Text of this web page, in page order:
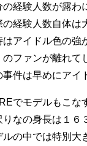
の経験人数が露わ
の経験人数自体は
はアイドル色の強
のファンが離れて
事件は早めにアイ
でモデルもこな
りなの身長は１６
ルの中では特別大